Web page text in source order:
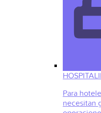
Para
necesitan